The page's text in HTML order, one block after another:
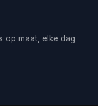
op maat, elke dag